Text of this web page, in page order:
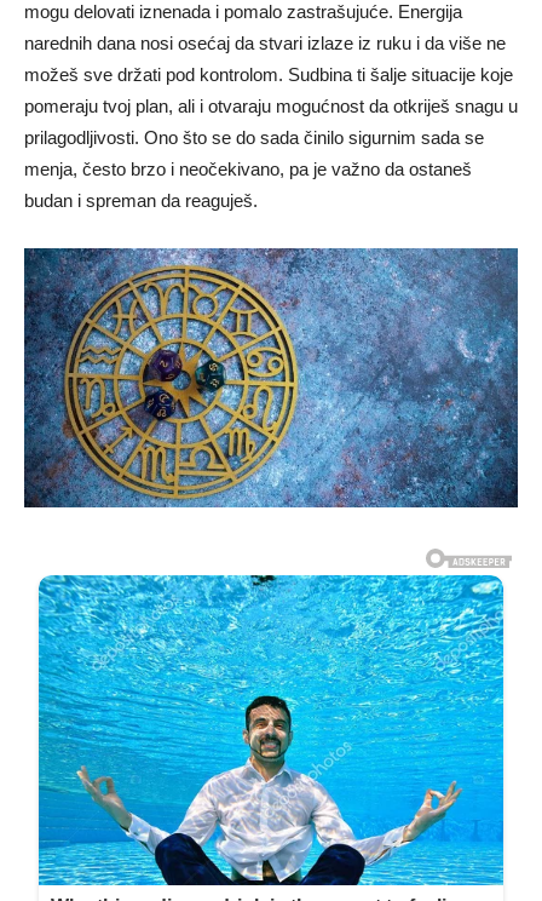
mogu delovati iznenada i pomalo zastrašujuće. Energija
narednih dana nosi osećaj da stvari izlaze iz ruku i da više ne
možeš sve držati pod kontrolom. Sudbina ti šalje situacije koje
pomeraju tvoj plan, ali i otvaraju mogućnost da otkriješ snagu u
prilagodljivosti. Ono što se do sada činilo sigurnim sada se
menja, često brzo i neočekivano, pa je važno da ostaneš
budan i spreman da reaguješ.